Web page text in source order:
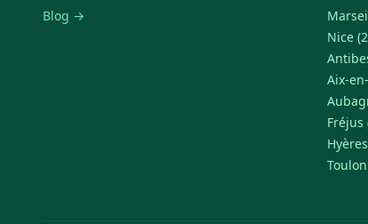
Blog →
Nice
Aix-
Fréjus